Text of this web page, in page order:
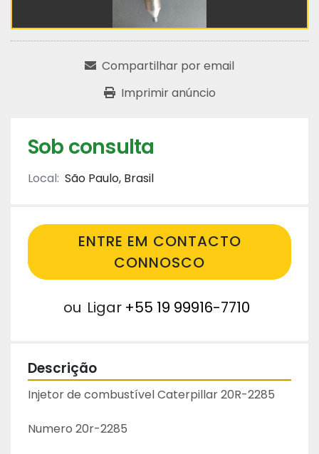
Compartilhar por email
Imprimir anúncio
Sob consulta
Local: São Paulo, Brasil
ENTRE EM CONTACTO
CONNOSCO
ou Ligar +55 19 99916-7710
Descrição
Injetor de combustível Caterpillar 20R-2285
Numero 20r-2285